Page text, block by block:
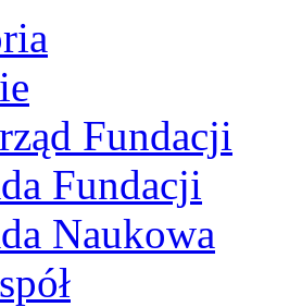
Fundacji
Fundacji
Naukowa